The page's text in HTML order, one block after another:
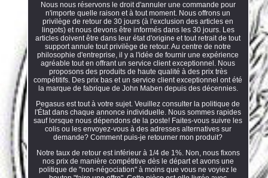
Nous nous réservons le droit d'annuler une commande pour
n'importe quelle raison et à tout moment. Nous offrons un
privilège de retour de 30 jours (à l'exclusion des articles en
lingots) et nous devons être informés dans les 30 jours. Les
articles doivent être dans leur état d'origine et tout retrait de tout
support annule tout privilège de retour. Au centre de notre
philosophie d'entreprise, il y a l'idée de fournir une expérience
agréable tout en offrant un service client exceptionnel. Nous
proposons des produits de haute qualité à des prix très
compétitifs. Des prix bas et un service client exceptionnel ont été
la marque de fabrique de John Maben depuis des décennies.
Pegasus est tout à votre sujet. Veuillez consulter la politique de
l'État dans chaque annonce individuelle. Nous sommes rapides
sauf lorsque nous dépendons de la poste! Faites-vous suivre les
colis ou les envoyez-vous à des adresses alternatives sur
demande? Comment puis-je retourner mon produit?
Notre taux de retour est inférieur à 1/4 de 1%. Non, nous fixons
nos prix de manière compétitive dès le départ et avons une
politique de "non-négociation" à moins que vous ne voyiez le